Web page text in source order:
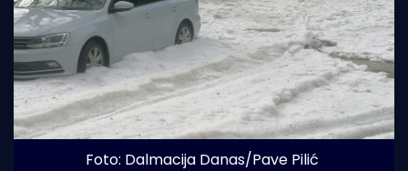
Foto: Dalmacija Danas/Pave Pilić